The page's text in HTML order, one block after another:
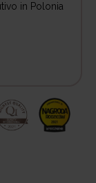
in Polonia